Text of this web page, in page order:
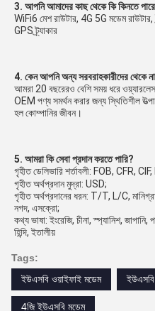
3. আপনি আমাদের কাছ থেকে কি কিনতে
WiFi6 মেশ রাউটার, 4G 5G মডেম রাউটার,
GPS ট্র্যাকার
4. কেন আপনি অন্য সরবরাহকারীদের থেকে
আমরা 20 বছরেরও বেশি সময় ধরে
OEM পণ্য সমর্থন করার জন্য স্থিতিশীল
হল কোম্পানির জীবন।
5. আমরা কি সেবা প্রদান করতে পারি?
গৃহীত ডেলিভারি শর্তাবলী: FOB, CFR,
গৃহীত অর্থপ্রদান মুদ্রা: USD;
গৃহীত অর্থপ্রদানের ধরন: T/T, L/C,
নগদ, এসক্রো;
কথ্য ভাষা: ইংরেজি, চীনা, স্প্যানিশ,
হিন্দি, ইতালীয়
Tags:
ইউএসবি ওয়াইফাই মডেম
ইউএসবি
4জি ইউএসবি মডেম